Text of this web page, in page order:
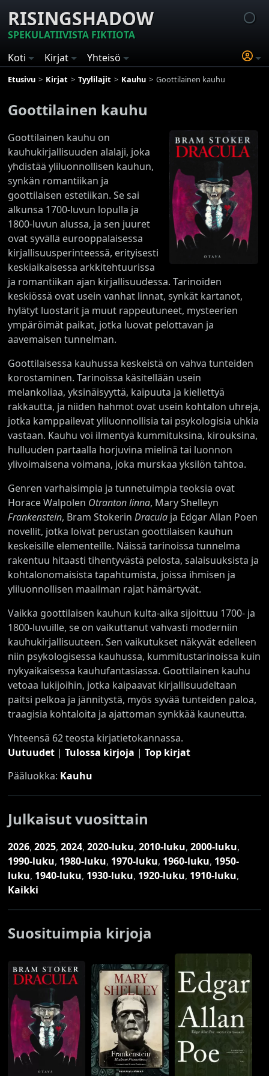
RISINGSHADOW
SPEKULATIIVISTA FIKTIOTA
Koti
Kirjat Yhteisö
Etusivu Kirjat Tyylilajit Kauhu Goottilainen kauhu
Goottilainen kauhu
Goottilainen kauhu on
kauhukirjallisuuden alalaji, joka
yhdistää yliluonnollisen kauhun,
synkän romantiikan ja
goottilaisen estetiikan. Se sai
alkunsa 1700-luvun lopulla ja
1800-luvun alussa, ja sen juuret
ovat syvällä eurooppalaisessa
kirjallisuusperinteessä, erityisesti
keskiaikaisessa arkkitehtuurissa
ja romantiikan ajan kirjallisuudessa. Tarinoiden
keskiössä ovat usein vanhat linnat, synkät kartanot,
hylätyt luostarit ja muut rappeutuneet, mysteerien
ympäröimät paikat, jotka luovat pelottavan ja
aavemaisen tunnelman.
Goottilaisessa kauhussa keskeistä on vahva tunteiden
korostaminen. Tarinoissa käsitellään usein
melankoliaa, yksinäisyyttä, kaipuuta ja kiellettyä
rakkautta, ja niiden hahmot ovat usein kohtalon uhreja,
jotka kamppailevat yliluonnollisia tai psykologisia uhkia
vastaan. Kauhu voi ilmentyä kummituksina, kirouksina,
hulluuden partaalla horjuvina mielinä tai luonnon
ylivoimaisena voimana, joka murskaa yksilön tahtoa.
Genren varhaisimpia ja tunnetuimpia teoksia ovat
Horace Walpolen Otranton linna, Mary Shelleyn
Frankenstein, Bram StokerinDracula ja Edgar Allan Poen
novellit, jotka loivat perustan goottilaisen kauhun
keskeisille elementeille. Näissä tarinoissa tunnelma
rakentuu hitaasti tihentyvästä pelosta, salaisuuksista ja
kohtalonomaisista tapahtumista, joissa ihmisen ja
yliluonnollisen maailman rajat hämärtyvät.
Vaikka goottilaisen kauhun kulta-aika sijoittuu 1700- ja
1800-luvuille, se on vaikuttanut vahvasti moderniin
kauhukirjallisuuteen. Sen vaikutukset näkyvät edelleen
niin psykologisessa kauhussa, kummitustarinoissa kuin
nykyaikaisessa kauhufantasiassa. Goottilainen kauhu
vetoaa lukijoihin, jotka kaipaavat kirjallisuudeltaan
paitsi pelkoa ja jännitystä, myös syvää tunteiden paloa,
traagisia kohtaloita ja ajattoman synkkää kauneutta.
Yhteensä 62 teosta kirjatietokannassa.
Uutuudet |Tulossa kirjoja |Top kirjat
Pääluokka: Kauhu
Julkaisut vuosittain
2026,2025,2024,2020-luku,2010-luku,2000-luku,
1990-luku, 1980-luku, 1970-luku, 1960-luku, 1950-
luku, 1940-luku, 1930-luku, 1920-luku, 1910-luku,
Kaikki
Suosituimpia kirjoja